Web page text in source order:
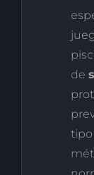
de
tipo